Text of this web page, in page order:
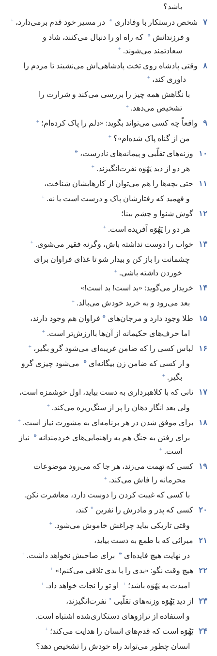
باشد؟‏
۷
شخص درستکار با وفاداری * در مسیر خود قدم برمی‌دارد،‏ +
و فرزندانش * که راه او را دنبال می‌کنند،‏ شاد و
سعادتمند می‌شوند.‏ +
۸
وقتی پادشاه روی تخت پادشاهی‌اش می‌نشیند تا مردم را
داوری کند،‏ +
با نگاهش همه چیز را بررسی می‌کند و شرارت را
تشخیص می‌دهد.‏ +
۹ واقعاً چه کسی می‌تواند بگوید:‏ «دلم را پاک کرده‌ام؛‏ +
من از گناه پاک شده‌ام»؟‏ +
۱۰ وزنه‌های تقلّبی و پیمانه‌های نادرست،‏ *
هر دو از دید یَهُوَه نفرت‌انگیزند.‏ +
۱۱
حتی بچه‌ها را هم می‌توان از کارهایشان شناخت،‏
و فهمید که رفتارشان پاک و درست است یا نه.‏ +
۱۲
گوش شنوا و چشم بینا؛‏
هر دو را یَهُوَه آفریده است.‏ +
۱۳ خواب را دوست نداشته باش،‏ وگرنه فقیر می‌شوی.‏ +
چشمانت را باز کن و بیدار شو تا غذای فراوان برای
خوردن داشته باشی.‏ +
۱۴
خریدار می‌گوید:‏ «بد است!‏ بد است!‏»‏
بعد می‌رود و به خرید خودش می‌بالد.‏ +
۱۵ طلا وجود دارد و مرجان‌های * فراوان هم وجود دارند،‏
اما حرف‌های حکیمانه از آن‌ها باارزش‌تر است.‏ +
۱۶ لباس کسی را که ضامن غریبه‌ای می‌شود گرو بگیر،‏ +
و از کسی که ضامن زن بیگانه‌ای * می‌شود چیزی گرو
بگیر.‏ +
۱۷
نانی که با کلاهبرداری به دست بیاید،‏ اول خوشمزه است،‏
ولی بعد انگار دهان را پر از سنگ‌ریزه می‌کند.‏ +
۱۸ برای موفق شدن در هر برنامه‌ای به مشورت نیاز است.‏ +
برای رفتن به جنگ هم به راهنمایی‌های خردمندانه * نیاز
است.‏ +
۱۹
کسی که تهمت می‌زند،‏ هر جا که می‌رود موضوعات
محرمانه را فاش می‌کند.‏ +
با کسی که غیبت کردن را دوست دارد،‏ معاشرت نکن.‏
۲۰
کسی که پدر و مادرش را نفرین * کند،‏
وقتی تاریکی بیاید چراغش خاموش می‌شود.‏ +
۲۱
میراثی که با طمع به دست بیاید،‏
در نهایت هیچ فایده‌ای * برای صاحبش نخواهد داشت.‏ +
۲۲ هیچ وقت نگو:‏ «بدی را با بدی تلافی می‌کنم!‏»‏ +
امیدت به یَهُوَه باشد؛‏ + او تو را نجات خواهد داد.‏ +
۲۳ از دید یَهُوَه وزنه‌های تقلّبی * نفرت‌انگیزند،‏
و استفاده از ترازوهای دستکاری‌شده اشتباه است.‏
۲۴ یَهُوَه است که قدم‌های انسان را هدایت می‌کند؛‏ +
انسان چطور می‌تواند راه خودش را تشخیص دهد؟‏